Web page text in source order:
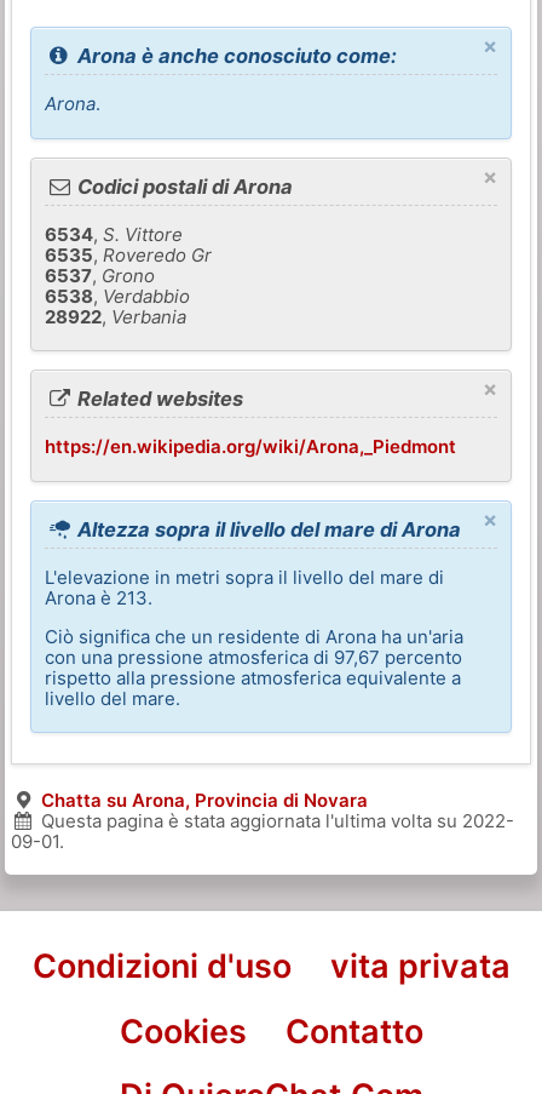
×
Arona è anche conosciuto come:
Arona.
×
Codici postali di Arona
6534,S. Vittore
6535, Roveredo Gr
6537, Grono
6538, Verdabbio
28922, Verbania
×
Related websites
https://en.wikipedia.org/wiki/Arona,_Piedmont
×
Altezza sopra il livello del mare di Arona
L'elevazione in metri sopra il livello del mare di
Arona è 213.
Ciò significa che un residente di Arona ha un'aria
con una pressione atmosferica di 97,67 percento
rispetto alla pressione atmosferica equivalente a
livello del mare.
Chatta su Arona, Provincia di Novara
Questa pagina è stata aggiornata l'ultima volta su 2022-
09-01.
Condizioni d'uso
vita privata
Cookies
Contatto